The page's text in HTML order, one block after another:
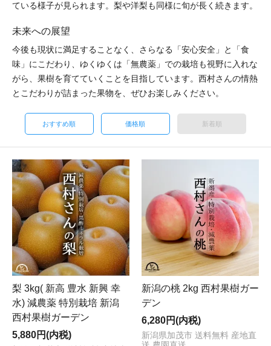
ている様子が見られます。梨や洋梨も同様に旬が長く続きます。
未来への展望
今後も現状に満足することなく、さらなる「安心安全」と「食
味」にこだわり、ゆくゆくは「無農薬」での栽培も視野に入れな
がら、果樹を育てていくことを目指しています。西村さんの情熱
とこだわりが詰まった果物を、ぜひお楽しみください。
おすすめ順 価格順 新着順
梨 3kg( 新高 豊水 新興 幸
水) 減農薬 特別栽培 新潟
西村果樹ガーデン
5,880円(内税)
新潟の桃 2kg 西村果樹ガー
デン
6,280円(内税)
新潟県加茂市 送料無料 産地直